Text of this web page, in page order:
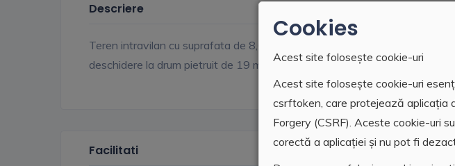
Cookies
Acest site folosește cookie-uri
Acest site folosește cookie-uri
csrftoken, care protejează aplicația
Forgery (CSRF). Aceste cookie-uri
corectă a aplicației și nu pot fi
Descriere
Teren intravilan cu suprafata de 8,6 ari, in zona bisericii de pe fostul imas,
deschidere la drum pietruit de 19 ml. Utilitati: curent electric si gaz.
Facilitati